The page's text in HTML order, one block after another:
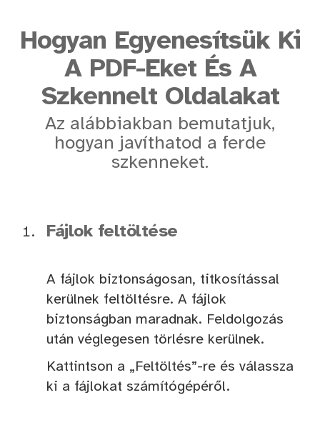
Hogyan Egyenesítsük Ki
A PDF-Eket És A
Szkennelt Oldalakat
Az alábbiakban bemutatjuk,
hogyan javíthatod a ferde
szkenneket.
Fájlok feltöltése
A fájlok biztonságosan, titkosítással
kerülnek feltöltésre. A fájlok
biztonságban maradnak. Feldolgozás
után véglegesen törlésre kerülnek.
Kattintson a „Feltöltés”-re és válassza
ki a fájlokat számítógépéről.